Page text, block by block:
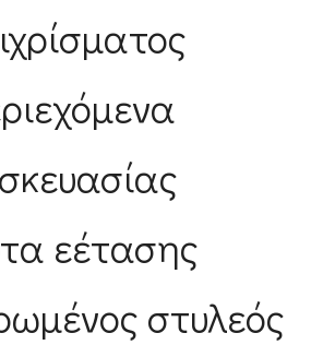
εέτασης
στυλεός